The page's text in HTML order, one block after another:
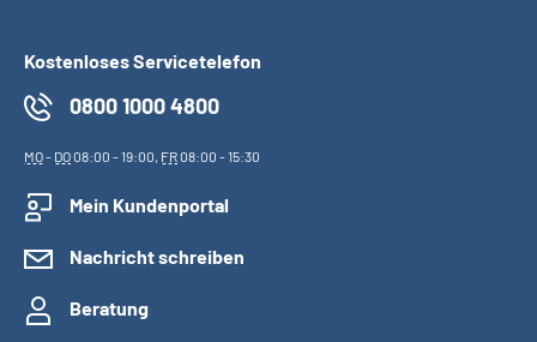
Kostenloses Servicetelefon
0800 1000 4800
MO- DO08:00 - 19:00, FR08:00 - 15:30
Mein Kundenportal
Nachricht schreiben
Beratung